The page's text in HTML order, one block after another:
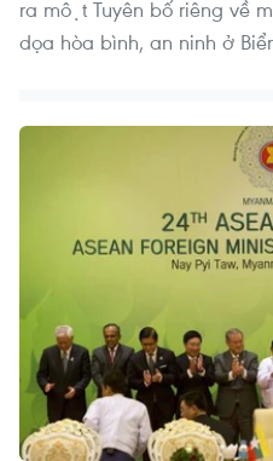
ra một Tuyên bố riêng về
dọa hòa bình, an ninh ở